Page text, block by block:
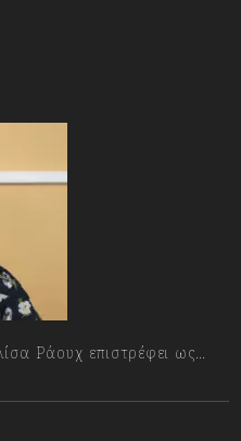
Ράουχ επιστρέφει ως…